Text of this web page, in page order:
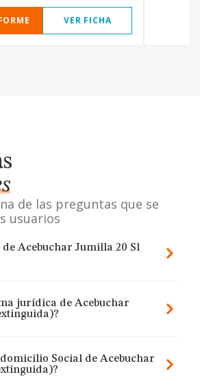
VER FICHA
de las preguntas que se
usuarios
de Acebuchar Jumilla 20 Sl
jurídica de Acebuchar
domicilio Social de Acebuchar